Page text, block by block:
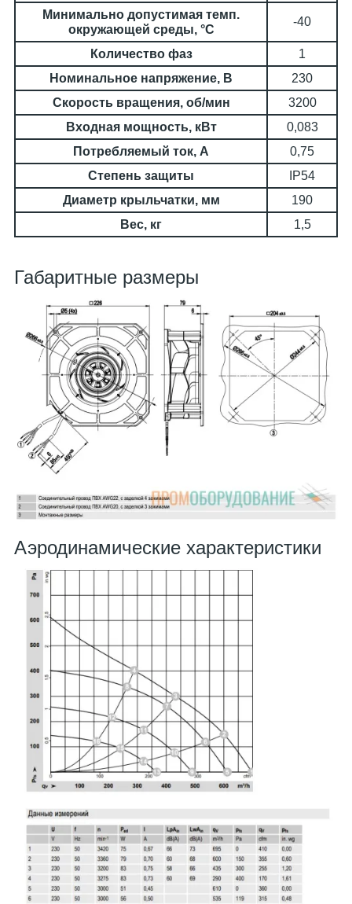
Минимально допустимая темп.
окружающей среды, °C
-40
Количество фаз
1
Номинальное напряжение, В
230
Скорость вращения, об/мин
3200
Входная мощность, кВт
0,083
Потребляемый ток, А
0,75
Степень защиты
IP54
Диаметр крыльчатки, мм
190
Вес, кг
1,5
Габаритные размеры
Аэродинамические характеристики